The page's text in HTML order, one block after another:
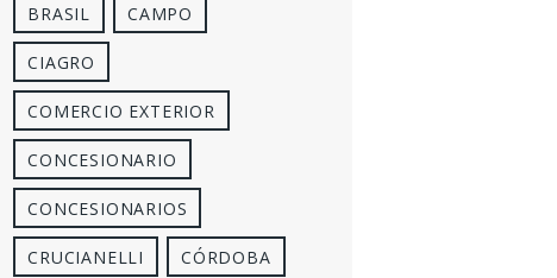
BRASIL CAMPO
CIAGRO
COMERCIO EXTERIOR
CONCESIONARIO
CONCESIONARIOS
CRUCIANELLI CÓRDOBA